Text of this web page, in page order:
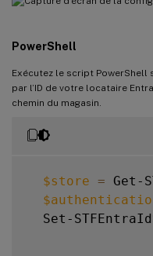
PowerShell
Exécutez le script PowerShell
par l’ID de votre locataire
chemin du magasin.
$store = Get-
Set-